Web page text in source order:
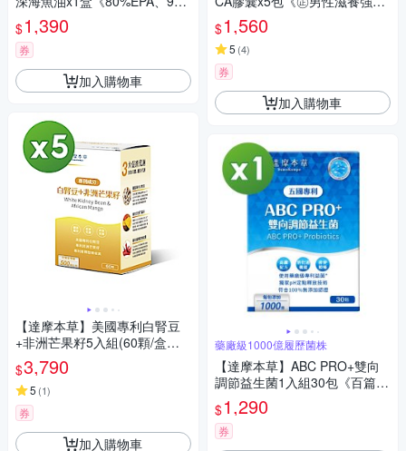
0%Omega-3》
$1,390
券
加入購物車
【達摩本草】美國專利白腎豆
+非洲芒果籽5入組(60顆/盒）
（共300顆)
$3,790
5 (1)
券
加入購物車
身、威猛無比》(30顆/包)
$1,560
5 (4)
券
加入購物車
藥廠級1000億履歷菌株
【達摩本草】ABC PRO+雙向
調節益生菌1入組30包《百篇專
利、6種藥廠級專利菌、22篇臨
床研究》
$1,290
券